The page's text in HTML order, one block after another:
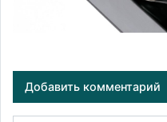
Добавить комментарий